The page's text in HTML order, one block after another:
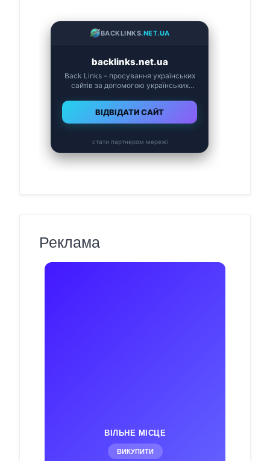
Реклама
ВІЛЬНЕ МІСЦЕ
ВИКУПИТИ